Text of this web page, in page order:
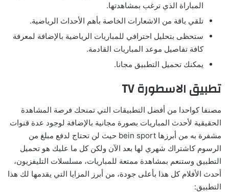
المباراة الذي ترغب بمشاهدتها.
تلقي باقة من الاشعارات الخاصة بأهم الأحداث الرياضية.
ستحظى بتحليل احترافي للمباريات الرياضية بالإضافة لمعرفة
كافة تفاصيل موعد المباريات القادمة.
يمكنك تحميل التطبيق مجانا.
تطبيق الاسطورة TV
مصنفا كواحدا من أفضل التطبيقات التي تمنحك فرصة المشاهدة
الحقيقية لأحدث المباريات بصورة مجانية بالإضافة لوجود عدة قنوات
مشفرة به من أبرزها bein sport حيث لن تحتاج لدفع مبلغ من
الرسوم كاشتراك شهري لها بعد الآن ولكن كل ما عليك هو تحميل
التطبيق وستنعم بمشاهدة ممتعة للمباريات، مسلسلات التليفزيون،
أحدث الأفلام كل هذا بأعلى جودة، من أبرز المزايا التي يقدمها لك هذا
التطبيق: